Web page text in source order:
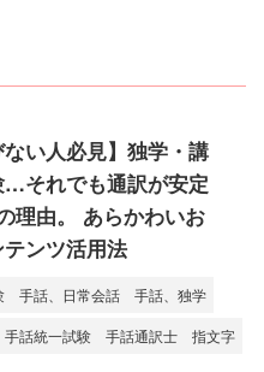
ない人必見】独学・講
…それでも通訳が安定
理由。 あらかわいお
ンツ活用法
手話、日常会話
手話、独学
手話統一試験 手話通訳士 指文字